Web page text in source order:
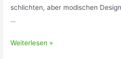
schlichten, aber modischen
…
Yoga-
Weiterlesen »